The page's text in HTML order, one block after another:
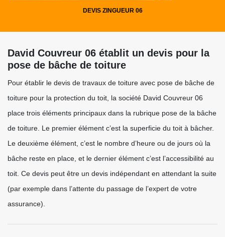
DEVIS ZINGUEUR 06
David Couvreur 06 établit un devis pour la
pose de bâche de toiture
Pour établir le devis de travaux de toiture avec pose de bâche de
toiture pour la protection du toit, la société David Couvreur 06
place trois éléments principaux dans la rubrique pose de la bâche
de toiture. Le premier élément c’est la superficie du toit à bâcher.
Le deuxième élément, c’est le nombre d’heure ou de jours où la
bâche reste en place, et le dernier élément c’est l’accessibilité au
toit. Ce devis peut être un devis indépendant en attendant la suite
(par exemple dans l’attente du passage de l’expert de votre
assurance).